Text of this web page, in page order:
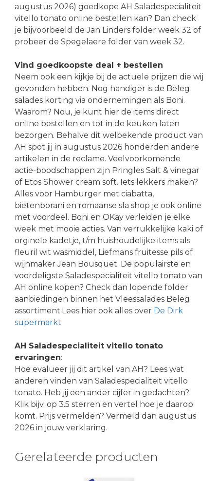
augustus 2026) goedkope AH Saladespecialiteit
vitello tonato online bestellen kan? Dan check
je bijvoorbeeld de Jan Linders folder week 32 of
probeer de Spegelaere folder van week 32.
Vind goedkoopste deal + bestellen
Neem ook een kijkje bij de actuele prijzen die wij
gevonden hebben. Nog handiger is de Beleg
salades korting via ondernemingen als Boni.
Waarom? Nou, je kunt hier de items direct
online bestellen en tot in de keuken laten
bezorgen. Behalve dit welbekende product van
AH spot jij in augustus 2026 honderden andere
artikelen in de reclame. Veelvoorkomende
actie-boodschappen zijn Pringles Salt & vinegar
of Etos Shower cream soft. Iets lekkers maken?
Alles voor Hamburger met ciabatta,
bietenborani en romaanse sla shop je ook online
met voordeel. Boni en OKay verleiden je elke
week met mooie acties. Van verrukkelijke kaki of
orginele kadetje, t/m huishoudelijke items als
fleuril wit wasmiddel, Liefmans fruitesse pils of
wijnmaker Jean Bousquet. De populairste en
voordeligste Saladespecialiteit vitello tonato van
AH online kopen? Check dan lopende folder
aanbiedingen binnen het Vleessalades Beleg
assortiment.Lees hier ook alles over De Dirk
supermarkt
AH Saladespecialiteit vitello tonato
ervaringen:
Hoe evalueer jij dit artikel van AH? Lees wat
anderen vinden van Saladespecialiteit vitello
tonato. Heb jij een ander cijfer in gedachten?
Klik bijv. op 3.5 sterren en vertel hoe je daarop
komt. Prijs vermelden? Vermeld dan augustus
2026 in jouw verklaring.
Gerelateerde producten